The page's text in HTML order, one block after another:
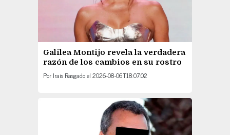
Galilea Montijo revela la verdadera
razón de los cambios en su rostro
Por Irais Rasgadoel 2026-08-06T18:07:02